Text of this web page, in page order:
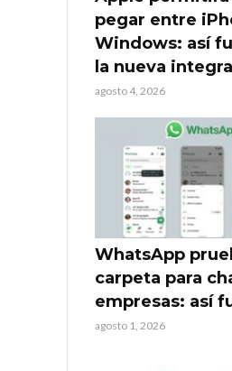
pegar entre
Windows: así
la nueva
agosto 4, 2026
WhatsApp
carpeta para
empresas: así
agosto 1, 2026